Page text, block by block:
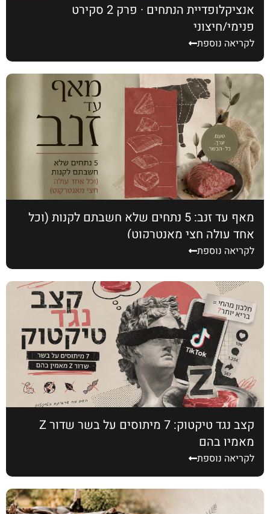
אנציקלופדיית הנתחים · פרק 2 סקירט
פנימי/חיצוני
לקריאה נוספת
מאף עד זנב: 5 נתחים שלא חשבתם לקנות (וכל
אחד עולה חצי מאנטרקוט)
לקריאה נוספת
קצב נגד טיקטוק: 7 מיתוסים על בשר שדור Z
מאמין בהם
לקריאה נוספת